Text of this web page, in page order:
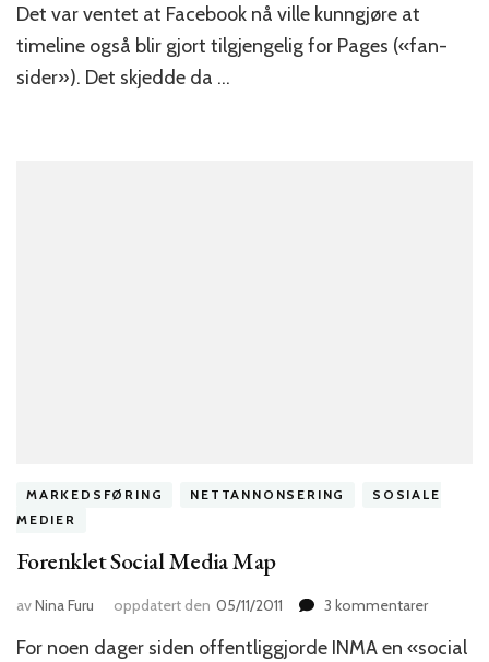
Det var ventet at Facebook nå ville kunngjøre at
timeline også blir gjort tilgjengelig for Pages («fan-
sider»). Det skjedde da …
MARKEDSFØRING NETTANNONSERING
SOSIALE
MEDIER
Forenklet Social Media Map
avNina Furu oppdatert den 05/11/2011 3 kommentarertil
Social
For noen dager siden offentliggjorde INMA en «social